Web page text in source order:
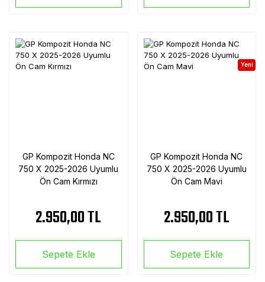
GP Kompozit Honda NC
750 X 2025-2026 Uyumlu
Ön Cam Kırmızı
2.950,00 TL
Sepete Ekle
Yeni
GP Kompozit Honda NC
750 X 2025-2026 Uyumlu
Ön Cam Mavi
2.950,00 TL
Sepete Ekle